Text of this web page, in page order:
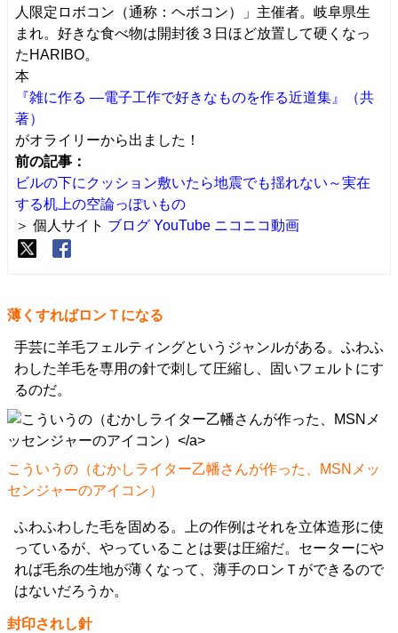
人限定ロボコン（通称：ヘボコン）」主催者。岐阜県生
まれ。好きな食べ物は開封後３日ほど放置して硬くなっ
たHARIBO。
本
『雑に作る ―電子工作で好きなものを作る近道集』（共
著）
がオライリーから出ました！
前の記事：
ビルの下にクッション敷いたら地震でも揺れない～実在
する机上の空論っぽいもの
＞ 個人サイト ブログ YouTube ニコニコ動画
薄くすればロンＴになる
手芸に羊毛フェルティングというジャンルがある。ふわふ
わした羊毛を専用の針で刺して圧縮し、固いフェルトにす
るのだ。
こういうの （むかしライター乙幡さんが作った、MSNメッ
センジャーのアイコン）
ふわふわした毛を固める。上の作例はそれを立体造形に使
っているが、やっていることは要は圧縮だ。セーターにや
れば毛糸の生地が薄くなって、薄手のロンＴができるので
はないだろうか。
封印されし針